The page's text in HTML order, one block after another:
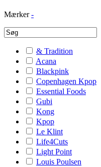
Mærker -
& Tradition
Acana
Blackpink
Copenhagen Kpop
Essential Foods
Gubi
Kong
Kpop
Le Klint
Life4Cuts
Light Point
Louis Poulsen